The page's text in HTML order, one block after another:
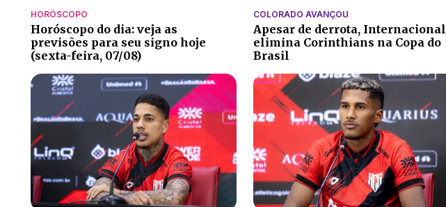
HORÓSCOPO
Horóscopo do dia: veja as
previsões para seu signo hoje
(sexta-feira, 07/08)
COLORADO AVANÇOU
Apesar de derrota, Internacional
elimina Corinthians na Copa do
Brasil